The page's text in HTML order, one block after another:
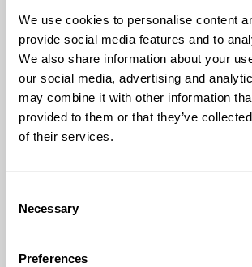
We use cookies to personalise content
provide social media features and to
We also share information about your
our social media, advertising and
may combine it with other information
provided to them or that they’ve
of their services.
Selection
Necessary
Preferences
projekteringsledning, ekonomi,
Kontakt hos Forsen: My Svedlund
Genomförandeform: Totalentreprenad
Genomförandetid:
Om detaljplanen
kraft: 2021-2023
Omfattning: